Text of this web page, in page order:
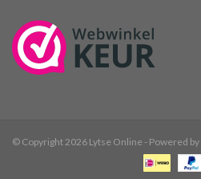
© Copyright 2026 Lytse Online - Powered by